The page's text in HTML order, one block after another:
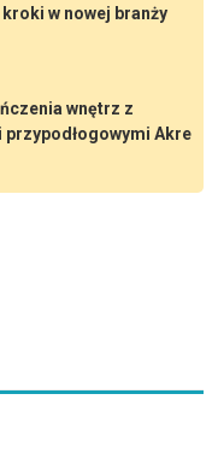
w nowej branży
wnętrz z
Akre